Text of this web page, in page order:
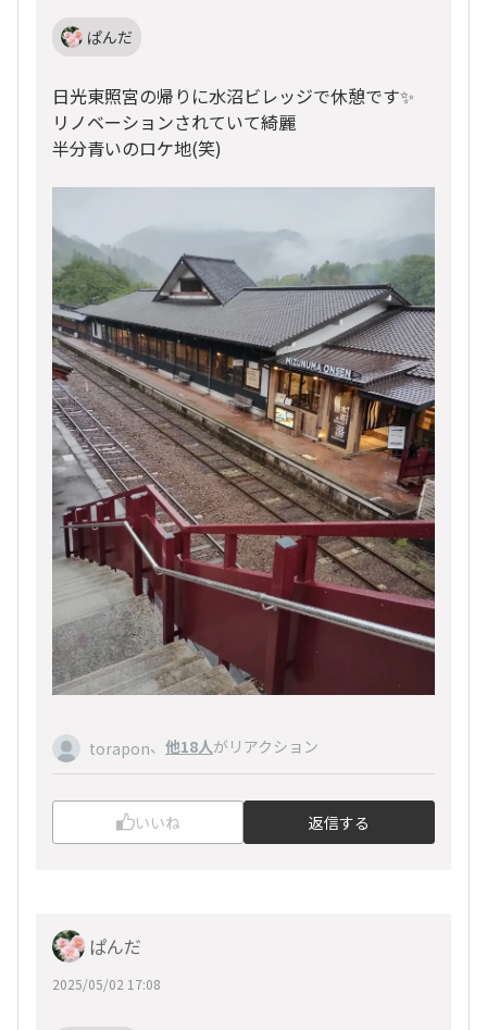
ぱんだ
日光東照宮の帰りに水沼ビレッジで休憩です✨
リノベーションされていて綺麗
半分青いのロケ地(笑)
torapon、 他18人がリアクション
いいね 返信する
ぱんだ
2025/05/02 17:08